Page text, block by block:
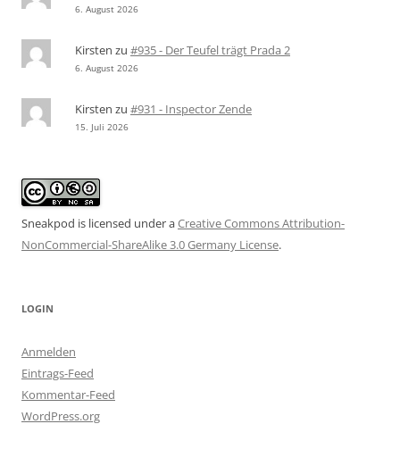
6. August 2026
Kirsten zu #935 - Der Teufel trägt Prada 2
6. August 2026
Kirsten zu #931 - Inspector Zende
15. Juli 2026
Sneakpod is licensed under aCreative Commons Attribution-
NonCommercial-ShareAlike 3.0 Germany License.
LOGIN
Anmelden
Eintrags-Feed
Kommentar-Feed
WordPress.org